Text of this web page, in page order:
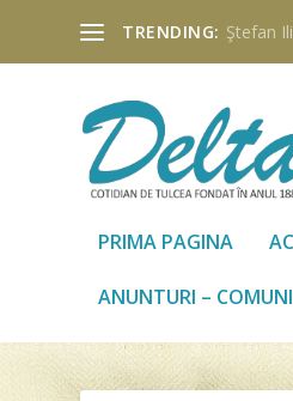
TRENDING: Ştefan
PRIMA PAGINA
ANUNTURI –